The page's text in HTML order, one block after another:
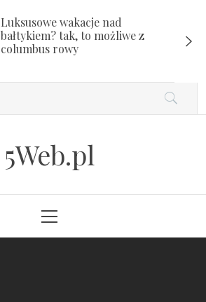
Luksusowe wakacje nad
bałtykiem? tak, to możliwe z
columbus rowy
5Web.pl
Menu